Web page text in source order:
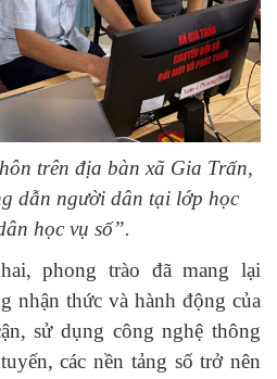
trên địa bàn xã Gia Trấn,
dẫn người dân tại lớp học
học vụ số”.
phong trào đã mang lại
nhận thức và hành động của
sử dụng công nghệ thông
các nền tảng số trở nên